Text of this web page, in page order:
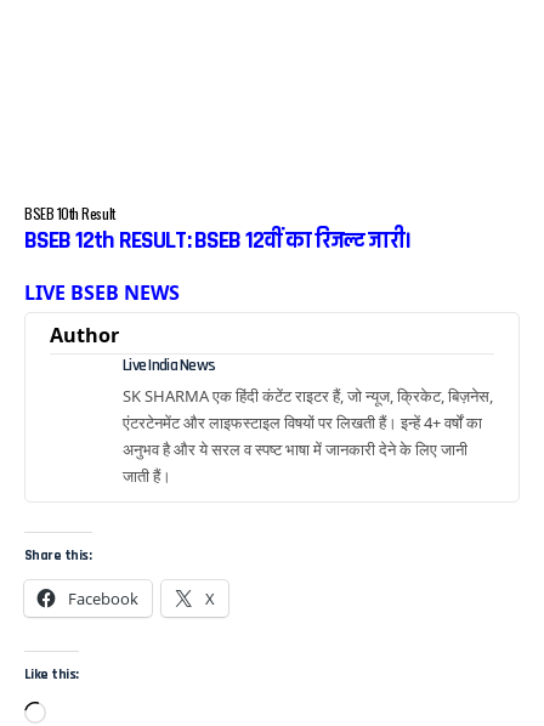
BSEB 10th Result
BSEB 12th RESULT: BSEB 12वीं का रिजल्ट जारी।
LIVE BSEB NEWS
Author
Live India News
SK SHARMA एक हिंदी कंटेंट राइटर हैं, जो न्यूज, क्रिकेट, बिज़नेस,
एंटरटेनमेंट और लाइफस्टाइल विषयों पर लिखती हैं। इन्हें 4+ वर्षों का
अनुभव है और ये सरल व स्पष्ट भाषा में जानकारी देने के लिए जानी
जाती हैं।
Share this:
Facebook X
Like this: